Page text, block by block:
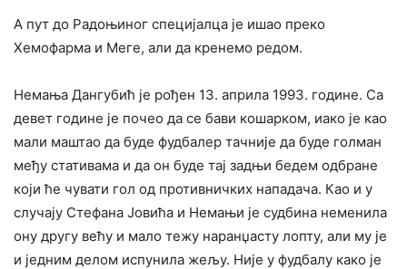
А пут до Радоњиног специјалца је ишао преко
Хемофарма и Меге, али да кренемо редом.
Немања Дангубић је рођен 13. априла 1993. године. Са
девет године је почео да се бави кошарком, иако је као
мали маштао да буде фудбалер тачније да буде голман
међу стативама и да он буде тај задњи бедем одбране
који ће чувати гол од противничких нападача. Као и у
случају Стефана Јовића и Немањи је судбина неменила
ону другу већу и мало тежу наранџасту лопту, али му је
и једним делом испунила жељу. Није у фудбалу како је